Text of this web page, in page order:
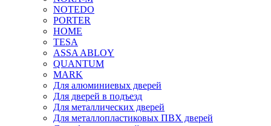
NOTEDO
PORTER
HOME
TESA
ASSA ABLOY
QUANTUM
MARK
Для алюминиевых дверей
Для дверей в подъезд
Для металлических дверей
Для металлопластиковых ПВХ дверей